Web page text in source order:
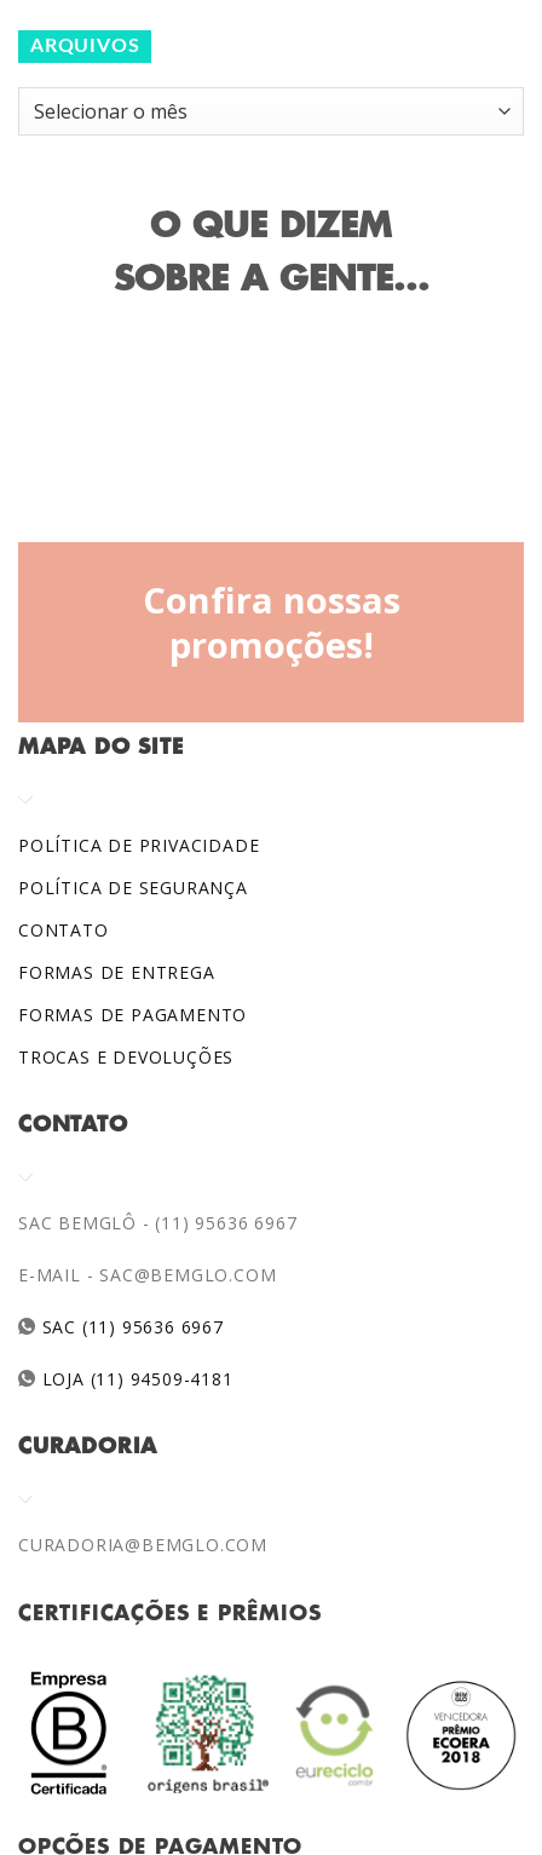
ARQUIVOS
Arquivos
O QUE DIZEM
SOBRE A GENTE...
Confira nossas
promoções!
MAPA DO SITE
POLÍTICA DE PRIVACIDADE
POLÍTICA DE SEGURANÇA
CONTATO
FORMAS DE ENTREGA
FORMAS DE PAGAMENTO
TROCAS E DEVOLUÇÕES
CONTATO
SAC BEMGLÔ - (11) 95636 6967
E-MAIL - SAC@BEMGLO.COM
SAC (11) 95636 6967
LOJA (11) 94509-4181
CURADORIA
CURADORIA@BEMGLO.COM
CERTIFICAÇÕES E PRÊMIOS
OPÇÕES DE PAGAMENTO